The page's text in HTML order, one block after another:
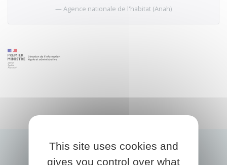
Agence nationale de l'habitat (Anah)
This site uses cookies and
gives you control over what